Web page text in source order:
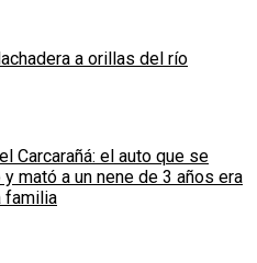
a orillas del río
Carcarañá: el auto que se
mató a un nene de 3 años era
familia